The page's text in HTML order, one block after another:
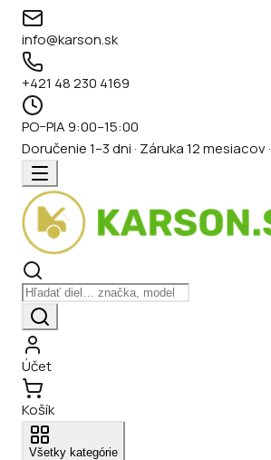
info@karson.sk
+421 48 230 4169
PO–PIA 9:00–15:00
Doručenie 1–3 dni · Záruka 12 mesiacov
Účet
Košík
Všetky kategórie